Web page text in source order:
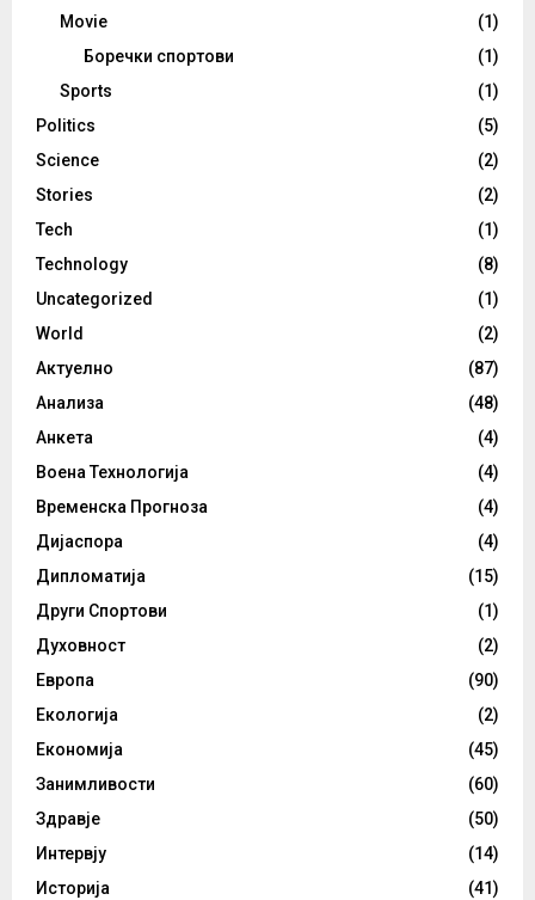
Movie
(1)
Боречки спортови
(1)
Sports
(1)
Politics
(5)
Science
(2)
Stories
(2)
Tech
(1)
Technology
(8)
Uncategorized
(1)
World
(2)
Актуелно
(87)
Анализа
(48)
Анкета
(4)
Воена Технологија
(4)
Временска Прогноза
(4)
Дијаспора
(4)
Дипломатија
(15)
Други Спортови
(1)
Духовност
(2)
Европа
(90)
Екологија
(2)
Економија
(45)
Занимливости
(60)
Здравје
(50)
Интервју
(14)
Историја
(41)